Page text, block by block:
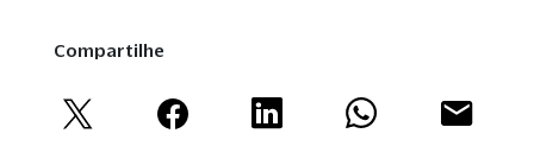
Compartilhe